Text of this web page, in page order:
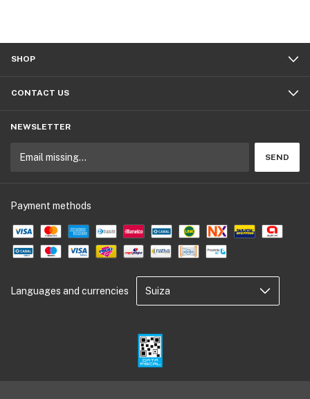
SHOP
CONTACT US
NEWSLETTER
Payment methods
Languages and currencies